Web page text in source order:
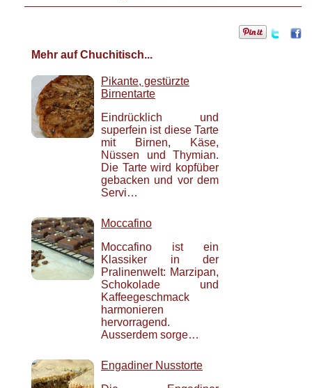
Mehr auf Chuchitisch...
Pikante, gestürzte
Birnentarte
Eindrücklich und
superfein ist diese Tarte
mit Birnen, Käse,
Nüssen und Thymian.
Die Tarte wird kopfüber
gebacken und vor dem
Servi…
Moccafino
Moccafino ist ein
Klassiker in der
Pralinenwelt: Marzipan,
Schokolade und
Kaffeegeschmack
harmonieren
hervorragend.
Ausserdem sorge…
Engadiner Nusstorte